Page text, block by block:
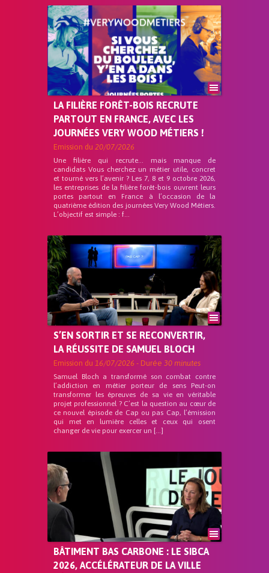
LA FILIÈRE FORÊT-BOIS RECRUTE
PARTOUT EN FRANCE, AVEC LES
JOURNÉES VERY WOOD MÉTIERS !
Emission du 20/07/2026
Une filière qui recrute… mais manque de
candidats Vous cherchez un métier utile, concret
et tourné vers l’avenir ? Les 7, 8 et 9 octobre 2026,
les entreprises de la filière forêt-bois ouvrent leurs
portes partout en France à l’occasion de la
quatrième édition des journées Very Wood Métiers.
L’objectif est simple : f...
S’EN SORTIR ET SE RECONVERTIR,
LA RÉUSSITE DE SAMUEL BLOCH
Emission du 16/07/2026 - Durée 30 minutes
Samuel Bloch a transformé son combat contre
l’addiction en métier porteur de sens Peut-on
transformer les épreuves de sa vie en véritable
projet professionnel ? C’est la question au cœur de
ce nouvel épisode de Cap ou pas Cap, l’émission
qui met en lumière celles et ceux qui osent
changer de vie pour exercer un […]
BÂTIMENT BAS CARBONE : LE SIBCA
2026, ACCÉLÉRATEUR DE LA VILLE